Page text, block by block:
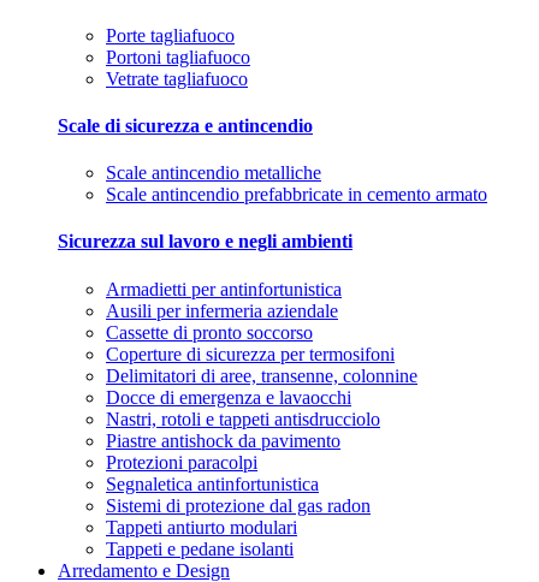
Porte tagliafuoco
Portoni tagliafuoco
Vetrate tagliafuoco
Scale di sicurezza e antincendio
Scale antincendio metalliche
Scale antincendio prefabbricate in cemento armato
Sicurezza sul lavoro e negli ambienti
Armadietti per antinfortunistica
Ausili per infermeria aziendale
Cassette di pronto soccorso
Coperture di sicurezza per termosifoni
Delimitatori di aree, transenne, colonnine
Docce di emergenza e lavaocchi
Nastri, rotoli e tappeti antisdrucciolo
Piastre antishock da pavimento
Protezioni paracolpi
Segnaletica antinfortunistica
Sistemi di protezione dal gas radon
Tappeti antiurto modulari
Tappeti e pedane isolanti
Arredamento e Design